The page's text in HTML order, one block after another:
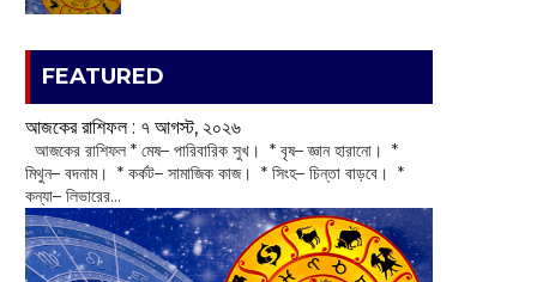
FEATURED
আজকের রাশিফল :‌ ‌‌৭ আগস্ট, ২০২৬
‌ আজকের রাশিফল * মেষ– পারিবারিক সুখ। * বৃষ– জ্ঞান হারানো। *
মিথুন– বদনাম। * কর্কট– সামাজিক কাজ। * সিংহ– চিন্তা বাড়বে। *
কন্যা– লিভারের...